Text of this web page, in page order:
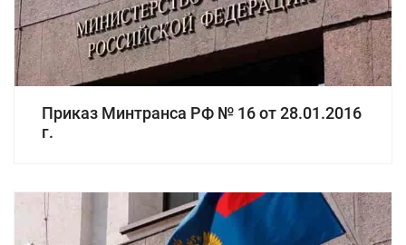
Приказ Минтранса РФ № 16 от 28.01.2016
г.